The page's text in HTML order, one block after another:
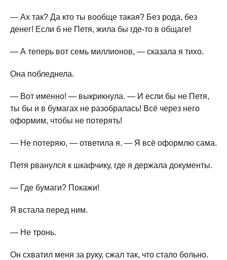
— Ах так? Да кто ты вообще такая? Без рода, без
денег! Если б не Петя, жила бы где-то в общаге!
— А теперь вот семь миллионов, — сказала я тихо.
Она побледнела.
— Вот именно! — выкрикнула. — И если бы не Петя,
ты бы и в бумагах не разобралась! Всё через него
оформим, чтобы не потерять!
— Не потеряю, — ответила я. — Я всё оформлю сама.
Петя рванулся к шкафчику, где я держала документы.
— Где бумаги? Покажи!
Я встала перед ним.
— Не тронь.
Он схватил меня за руку, сжал так, что стало больно.